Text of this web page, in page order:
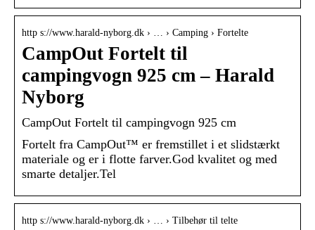
http s://www.harald-nyborg.dk › … › Camping › Fortelte
CampOut Fortelt til
campingvogn 925 cm – Harald
Nyborg
CampOut Fortelt til campingvogn 925 cm
Fortelt fra CampOut™ er fremstillet i et slidstærkt
materiale og er i flotte farver.God kvalitet og med
smarte detaljer.Tel
http s://www.harald-nyborg.dk › … › Tilbehør til telte